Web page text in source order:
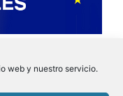
web y nuestro servicio.